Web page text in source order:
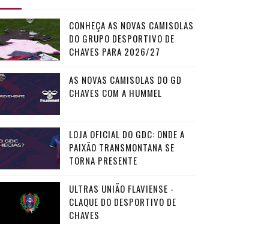
CONHEÇA AS NOVAS CAMISOLAS
DO GRUPO DESPORTIVO DE
CHAVES PARA 2026/27
AS NOVAS CAMISOLAS DO GD
CHAVES COM A HUMMEL
LOJA OFICIAL DO GDC: ONDE A
PAIXÃO TRANSMONTANA SE
TORNA PRESENTE
ULTRAS UNIÃO FLAVIENSE -
CLAQUE DO DESPORTIVO DE
CHAVES